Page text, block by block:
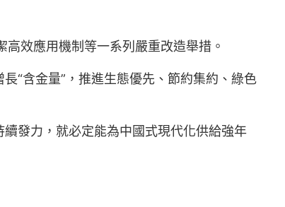
效應用機制等一系列嚴重改造舉措。
“含金量”，推進生態優先、節約集約、綠色
發力，就必定能為中國式現代化供給強年